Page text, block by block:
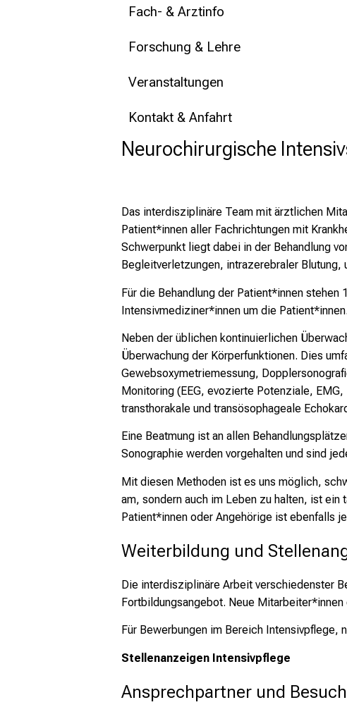
Fach- & Arztinfo
Forschung & Lehre
Veranstaltungen
Kontakt & Anfahrt
Neurochirurgische
Das interdisziplinäre Team mit ärztlichen
Patient*innen aller Fachrichtungen mit
Schwerpunkt liegt dabei in der Behandlung
Begleitverletzungen, intrazerebraler Blutung,
Für die Behandlung der Patient*innen stehen
Intensivmediziner*innen um die Patient*innen.
Neben der üblichen kontinuierlichen
Überwachung der Körperfunktionen. Dies
Gewebsoxymetriemessung,
Monitoring (EEG, evozierte Potenziale,
transthorakale und transösophageale
Eine Beatmung ist an allen
Sonographie werden vorgehalten und sind
Mit diesen Methoden ist es uns möglich,
am, sondern auch im Leben zu halten, ist
Patient*innen oder Angehörige ist ebenfalls
Weiterbildung und
Die interdisziplinäre Arbeit verschiedenster
Fortbildungsangebot. Neue
Für Bewerbungen im Bereich
Stellenanzeigen Intensivpflege
Ansprechpartner und